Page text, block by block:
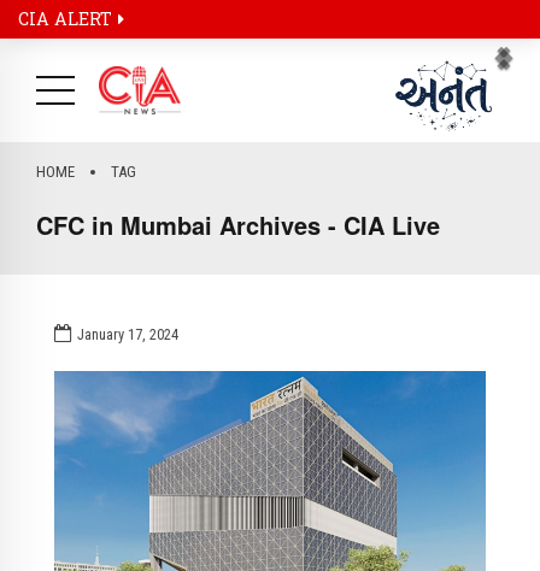
CIA ALERT
HOME TAG
CFC in Mumbai Archives - CIA Live
January 17, 2024